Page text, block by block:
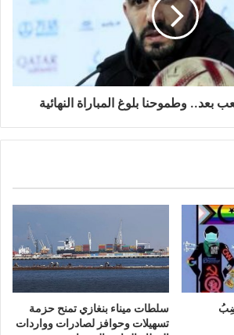
بعد.. وطموحنا بلوغ المباراة النهائية
سلطات ميناء بنغازي تمنح حزمة
تسهيلات وحوافز لصادرات وواردات